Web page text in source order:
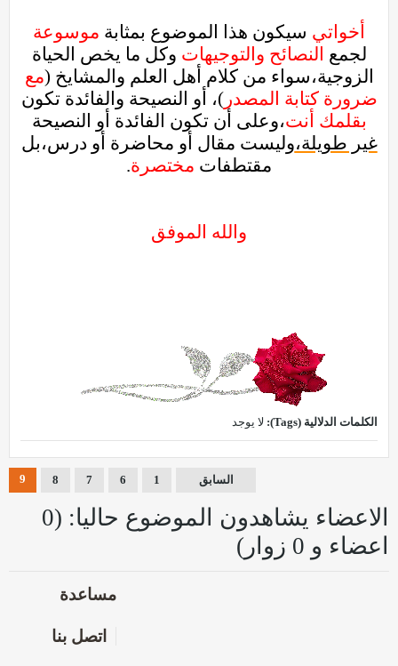
أخواتي سيكون هذا الموضوع بمثابة موسوعة
لجمع النصائح والتوجيهات وكل ما يخص الحياة
الزوجية،سواء من كلام أهل العلم والمشايخ (مع
ضرورة كتابة المصدر)، أو النصيحة والفائدة تكون
بقلمك أنت،وعلى أن تكون الفائدة أو النصيحة
غير طويلة،وليست مقال أو محاضرة أو درس،بل
مقتطفات مختصرة.
والله الموفق
الكلمات الدلالية (Tags): لا يوجد
السابق 1
6
7
8
9
الاعضاء يشاهدون الموضوع حاليا: (0
اعضاء و 0 زوار)
مساعدة
اتصل بنا